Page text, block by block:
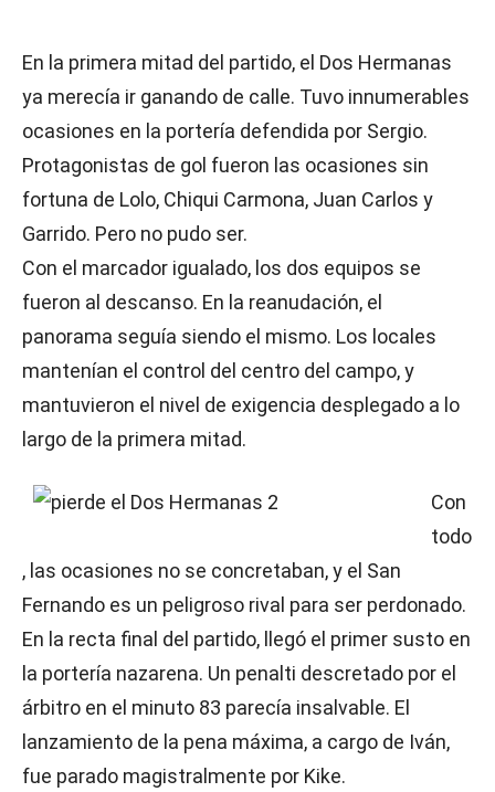
En la primera mitad del partido, el Dos Hermanas
ya merecía ir ganando de calle. Tuvo innumerables
ocasiones en la portería defendida por Sergio.
Protagonistas de gol fueron las ocasiones sin
fortuna de Lolo, Chiqui Carmona, Juan Carlos y
Garrido. Pero no pudo ser.
Con el marcador igualado, los dos equipos se
fueron al descanso. En la reanudación, el
panorama seguía siendo el mismo. Los locales
mantenían el control del centro del campo, y
mantuvieron el nivel de exigencia desplegado a lo
largo de la primera mitad.
Con
todo
, las ocasiones no se concretaban, y el San
Fernando es un peligroso rival para ser perdonado.
En la recta final del partido, llegó el primer susto en
la portería nazarena. Un penalti descretado por el
árbitro en el minuto 83 parecía insalvable. El
lanzamiento de la pena máxima, a cargo de Iván,
fue parado magistralmente por Kike.